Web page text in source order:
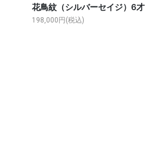
花鳥紋（シルバーセイジ）6才
198,000円(税込)